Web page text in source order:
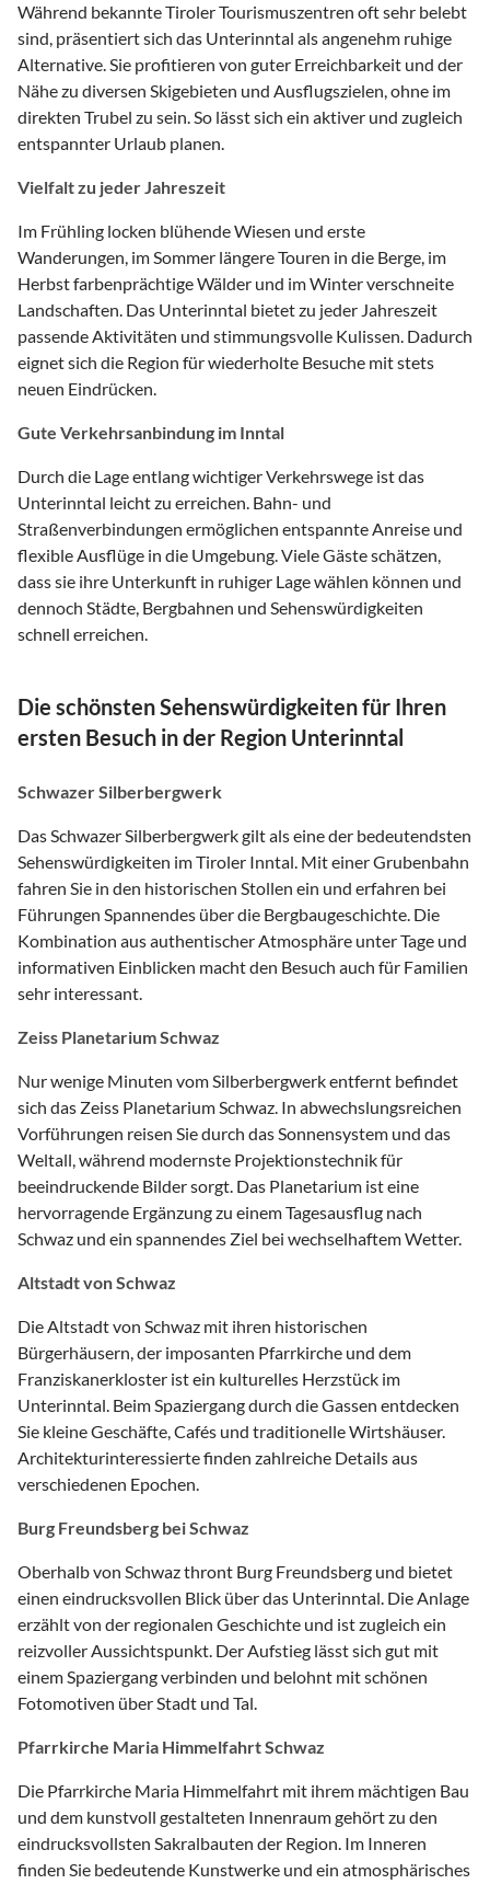
Während bekannte Tiroler Tourismuszentren oft sehr belebt
sind, präsentiert sich das Unterinntal als angenehm ruhige
Alternative. Sie profitieren von guter Erreichbarkeit und der
Nähe zu diversen Skigebieten und Ausflugszielen, ohne im
direkten Trubel zu sein. So lässt sich ein aktiver und zugleich
entspannter Urlaub planen.
Vielfalt zu jeder Jahreszeit
Im Frühling locken blühende Wiesen und erste
Wanderungen, im Sommer längere Touren in die Berge, im
Herbst farbenprächtige Wälder und im Winter verschneite
Landschaften. Das Unterinntal bietet zu jeder Jahreszeit
passende Aktivitäten und stimmungsvolle Kulissen. Dadurch
eignet sich die Region für wiederholte Besuche mit stets
neuen Eindrücken.
Gute Verkehrsanbindung im Inntal
Durch die Lage entlang wichtiger Verkehrswege ist das
Unterinntal leicht zu erreichen. Bahn- und
Straßenverbindungen ermöglichen entspannte Anreise und
flexible Ausflüge in die Umgebung. Viele Gäste schätzen,
dass sie ihre Unterkunft in ruhiger Lage wählen können und
dennoch Städte, Bergbahnen und Sehenswürdigkeiten
schnell erreichen.
Die schönsten Sehenswürdigkeiten für Ihren
ersten Besuch in der Region Unterinntal
Schwazer Silberbergwerk
Das Schwazer Silberbergwerk gilt als eine der bedeutendsten
Sehenswürdigkeiten im Tiroler Inntal. Mit einer Grubenbahn
fahren Sie in den historischen Stollen ein und erfahren bei
Führungen Spannendes über die Bergbaugeschichte. Die
Kombination aus authentischer Atmosphäre unter Tage und
informativen Einblicken macht den Besuch auch für Familien
sehr interessant.
Zeiss Planetarium Schwaz
Nur wenige Minuten vom Silberbergwerk entfernt befindet
sich das Zeiss Planetarium Schwaz. In abwechslungsreichen
Vorführungen reisen Sie durch das Sonnensystem und das
Weltall, während modernste Projektionstechnik für
beeindruckende Bilder sorgt. Das Planetarium ist eine
hervorragende Ergänzung zu einem Tagesausflug nach
Schwaz und ein spannendes Ziel bei wechselhaftem Wetter.
Altstadt von Schwaz
Die Altstadt von Schwaz mit ihren historischen
Bürgerhäusern, der imposanten Pfarrkirche und dem
Franziskanerkloster ist ein kulturelles Herzstück im
Unterinntal. Beim Spaziergang durch die Gassen entdecken
Sie kleine Geschäfte, Cafés und traditionelle Wirtshäuser.
Architekturinteressierte finden zahlreiche Details aus
verschiedenen Epochen.
Burg Freundsberg bei Schwaz
Oberhalb von Schwaz thront Burg Freundsberg und bietet
einen eindrucksvollen Blick über das Unterinntal. Die Anlage
erzählt von der regionalen Geschichte und ist zugleich ein
reizvoller Aussichtspunkt. Der Aufstieg lässt sich gut mit
einem Spaziergang verbinden und belohnt mit schönen
Fotomotiven über Stadt und Tal.
Pfarrkirche Maria Himmelfahrt Schwaz
Die Pfarrkirche Maria Himmelfahrt mit ihrem mächtigen Bau
und dem kunstvoll gestalteten Innenraum gehört zu den
eindrucksvollsten Sakralbauten der Region. Im Inneren
finden Sie bedeutende Kunstwerke und ein atmosphärisches